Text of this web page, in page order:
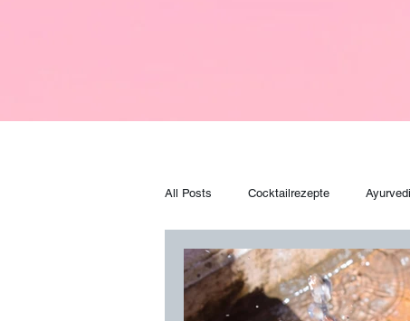
All Posts Cocktailrezepte
Zaubertränke Backrezepte